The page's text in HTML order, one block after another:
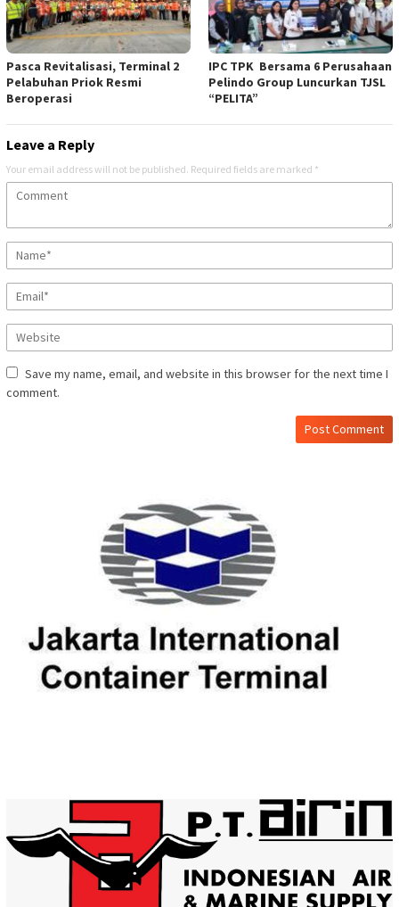
Pasca Revitalisasi, Terminal 2
Pelabuhan Priok Resmi
Beroperasi
IPC TPK Bersama 6 Perusahaan
Pelindo Group Luncurkan TJSL
“PELITA”
Leave a Reply
Your email address will not be published. Required fields are marked *
Save my name, email, and website in this browser for the next time I
comment.